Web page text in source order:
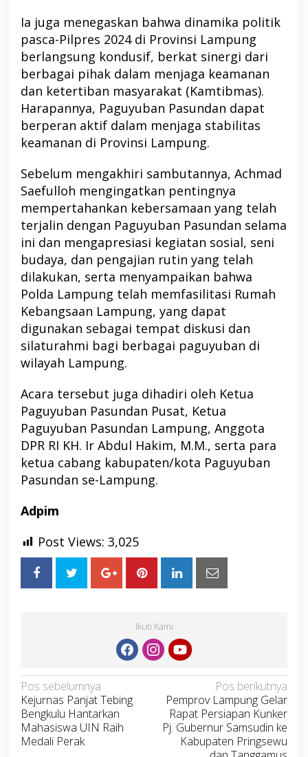
Ia juga menegaskan bahwa dinamika politik
pasca-Pilpres 2024 di Provinsi Lampung
berlangsung kondusif, berkat sinergi dari
berbagai pihak dalam menjaga keamanan
dan ketertiban masyarakat (Kamtibmas).
Harapannya, Paguyuban Pasundan dapat
berperan aktif dalam menjaga stabilitas
keamanan di Provinsi Lampung.
Sebelum mengakhiri sambutannya, Achmad
Saefulloh mengingatkan pentingnya
mempertahankan kebersamaan yang telah
terjalin dengan Paguyuban Pasundan selama
ini dan mengapresiasi kegiatan sosial, seni
budaya, dan pengajian rutin yang telah
dilakukan, serta menyampaikan bahwa
Polda Lampung telah memfasilitasi Rumah
Kebangsaan Lampung, yang dapat
digunakan sebagai tempat diskusi dan
silaturahmi bagi berbagai paguyuban di
wilayah Lampung.
Acara tersebut juga dihadiri oleh Ketua
Paguyuban Pasundan Pusat, Ketua
Paguyuban Pasundan Lampung, Anggota
DPR RI KH. Ir Abdul Hakim, M.M., serta para
ketua cabang kabupaten/kota Paguyuban
Pasundan se-Lampung.
Adpim
Post Views: 3,025
Ikuti Kami
Navigasi
pos
Pos sebelumnya
Kejurnas Panjat Tebing
Bengkulu Hantarkan
Mahasiswa UIN Raih
Medali Perak
Pos berikutnya
Pemprov Lampung Gelar
Rapat Persiapan Kunker
Pj. Gubernur Samsudin ke
Kabupaten Pringsewu